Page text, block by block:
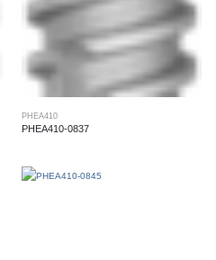
PHEA410
PHEA410-0837